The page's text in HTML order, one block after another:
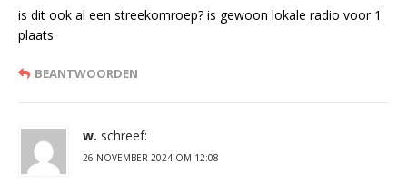
is dit ook al een streekomroep? is gewoon lokale radio voor 1
plaats
BEANTWOORDEN
w. schreef:
26 NOVEMBER 2024 OM 12:08